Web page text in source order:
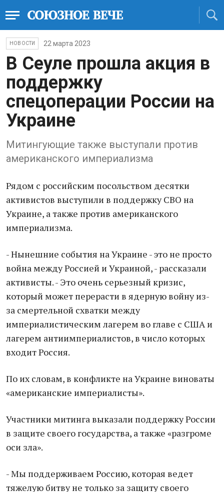
НОВОСТИ 22 марта 2023
В Сеуле прошла акция в
поддержку
спецоперации России на
Украине
Митингующие также выступали против
американского империализма
Рядом с российским посольством десятки
активистов выступили в поддержку СВО на
Украине, а также против американского
империализма.
- Нынешние события на Украине - это не просто
война между Россией и Украиной, - рассказали
активисты. - Это очень серьезный кризис,
который может перерасти в ядерную войну из-
за смертельной схватки между
империалистическим лагерем во главе с США и
лагерем антиимпериалистов, в число которых
входит Россия.
По их словам, в конфликте на Украине виноваты
«американские империалисты».
Участники митинга выказали поддержку России
в защите своего государства, а также «разгроме
оси зла».
- Мы поддерживаем Россию, которая ведет
тяжелую битву не только за защиту своего